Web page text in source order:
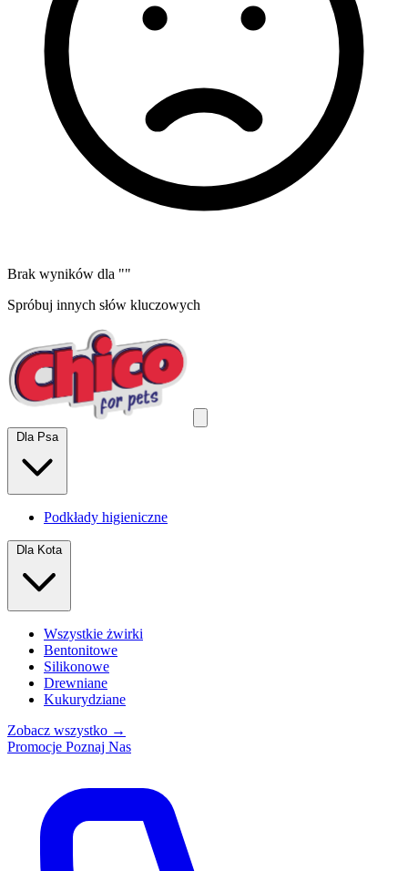
Brak wyników dla ""
Spróbuj innych słów kluczowych
Dla Psa
Podkłady higieniczne
Dla Kota
Wszystkie żwirki
Bentonitowe
Silikonowe
Drewniane
Kukurydziane
Zobacz wszystko →
Promocje Poznaj Nas